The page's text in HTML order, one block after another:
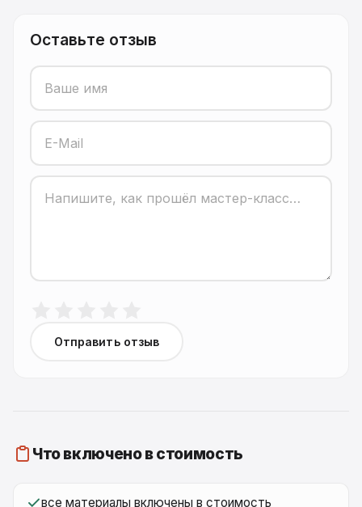
Оставьте отзыв
Отправить отзыв
Что включено в стоимость
все материалы включены в стоимость